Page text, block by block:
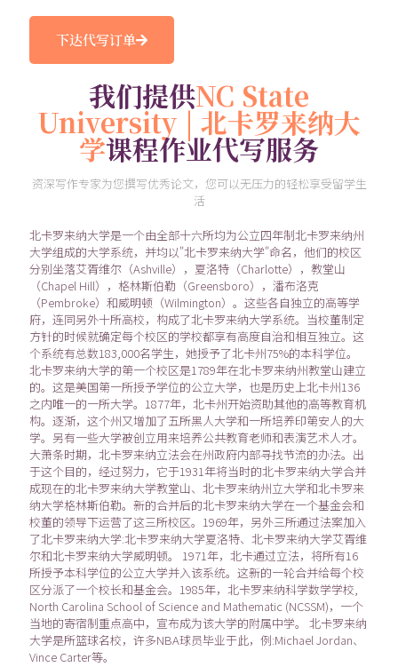
下达代写订单
我们提供NC State
University | 北卡罗来纳大
学课程作业代写服务
资深写作专家为您撰写优秀论文，您可以无压力的轻松享受留学生
活
北卡罗来纳大学是一个由全部十六所均为公立四年制北卡罗来纳州
大学组成的大学系统，并均以"北卡罗来纳大学"命名，他们的校区
分别坐落艾胥维尔（Ashville），夏洛特（Charlotte），教堂山
（Chapel Hill），格林斯伯勒（Greensboro），潘布洛克
（Pembroke）和威明顿（Wilmington）。这些各自独立的高等学
府，连同另外十所高校，构成了北卡罗来纳大学系统。当校董制定
方针的时候就确定每个校区的学校都享有高度自治和相互独立。这
个系统有总数183,000名学生，她授予了北卡州75%的本科学位。
北卡罗来纳大学的第一个校区是1789年在北卡罗来纳州教堂山建立
的。这是美国第一所授予学位的公立大学，也是历史上北卡州136
之内唯一的一所大学。1877年，北卡州开始资助其他的高等教育机
构。逐渐，这个州又增加了五所黑人大学和一所培养印第安人的大
学。另有一些大学被创立用来培养公共教育老师和表演艺术人才。
大萧条时期，北卡罗来纳立法会在州政府内部寻找节流的办法。出
于这个目的，经过努力，它于1931年将当时的北卡罗来纳大学合并
成现在的北卡罗来纳大学教堂山、北卡罗来纳州立大学和北卡罗来
纳大学格林斯伯勒。新的合并后的北卡罗来纳大学在一个基金会和
校董的领导下运营了这三所校区。1969年，另外三所通过法案加入
了北卡罗来纳大学:北卡罗来纳大学夏洛特、北卡罗来纳大学艾胥维
尔和北卡罗来纳大学威明顿。 1971年，北卡通过立法，将所有16
所授予本科学位的公立大学并入该系统。这新的一轮合并给每个校
区分派了一个校长和基金会。1985年，北卡罗来纳科学数学学校,
North Carolina School of Science and Mathematic (NCSSM)，一个
当地的寄宿制重点高中，宣布成为该大学的附属中学。 北卡罗来纳
大学是所篮球名校，许多NBA球员毕业于此，例:Michael Jordan、
Vince Carter等。